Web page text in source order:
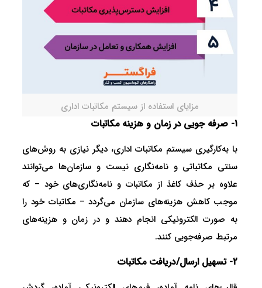
مزایای استفاده از سیستم مکاتبات اداری
1- صرفه جویی در زمان و هزینه مکاتبات
با به‌کارگیری سیستم مکاتبات اداری، دیگر نیازی به روش‌های
سنتی مکاتباتی و نامه‌نگاری نیست و سازمان‌ها می‌توانند
علاوه بر حذف کاغذ از مکاتبات و نامه‌نگاری‌های خود – که
موجب کاهش هزینه‌های سازمان می‌گردد – مکاتبات خود را
به صورت الکترونیکی انجام دهند و در زمان و هزینه‌های
مرتبط صرفه‌جویی کنند.
2- تسهیل ارسال/دریافت مکاتبات